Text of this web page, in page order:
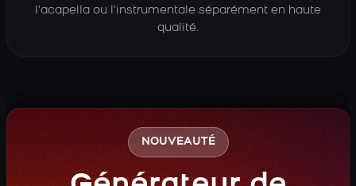
l’acapella ou l’instrumentale séparément en haute
qualité.
NOUVEAUTÉ